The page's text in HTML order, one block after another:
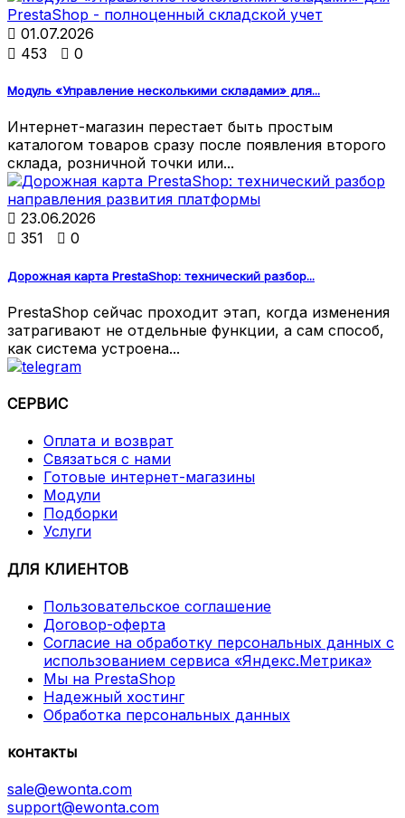
 01.07.2026
 453  0
Модуль «Управление несколькими складами» для...
Интернет-магазин перестает быть простым
каталогом товаров сразу после появления второго
склада, розничной точки или...
 23.06.2026
 351  0
Дорожная карта PrestaShop: технический разбор...
PrestaShop сейчас проходит этап, когда изменения
затрагивают не отдельные функции, а сам способ,
как система устроена...
СЕРВИС
Оплата и возврат
Связаться с нами
Готовые интернет-магазины
Модули
Подборки
Услуги
ДЛЯ КЛИЕНТОВ
Пользовательское соглашение
Договор-оферта
Согласие на обработку персональных данных с
использованием сервиса «Яндекс.Метрика»
Мы на PrestaShop
Надежный хостинг
Обработка персональных данных
контакты
sale@ewonta.com
support@ewonta.com